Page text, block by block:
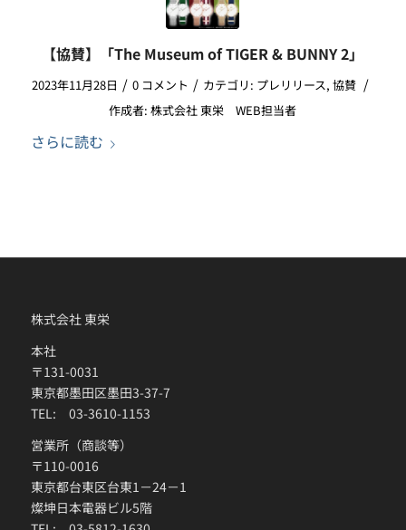
【協賛】「The Museum of TIGER & BUNNY 2」
2023年11月28日 / 0 コメント / カテゴリ: プレリリース,協賛 /
作成者:株式会社 東栄 WEB担当者
さらに読む
株式会社 東栄
本社
〒131-0031
東京都墨田区墨田3-37-7
TEL: 03-3610-1153
営業所（商談等）
〒110-0016
東京都台東区台東1－24－1
燦坤日本電器ビル5階